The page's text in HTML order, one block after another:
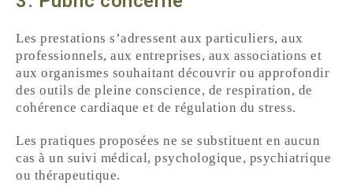
Les prestations s’adressent aux particuliers, aux
professionnels, aux entreprises, aux associations et
aux organismes souhaitant découvrir ou approfondir
des outils de pleine conscience, de respiration, de
cohérence cardiaque et de régulation du stress.
Les pratiques proposées ne se substituent en aucun
cas à un suivi médical, psychologique, psychiatrique
ou thérapeutique.